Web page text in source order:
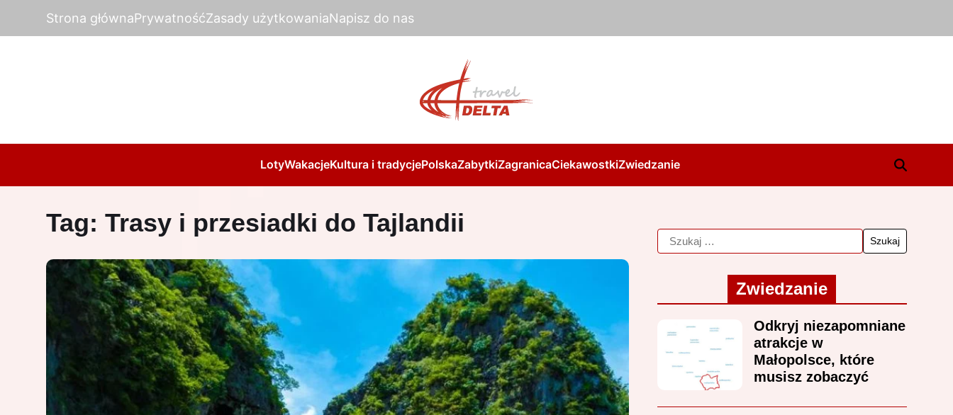
Strona głównaPrywatnośćZasady użytkowaniaNapisz do nas
LotyWakacjeKultura i tradycjePolskaZabytkiZagranicaCiekawostkiZwiedzanie
Tag: Trasy i przesiadki do Tajlandii
Zwiedzanie
Odkryj niezapomniane
atrakcje w
Małopolsce, które
musisz zobaczyć